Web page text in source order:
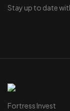
Stay up to date
Fortress Invest